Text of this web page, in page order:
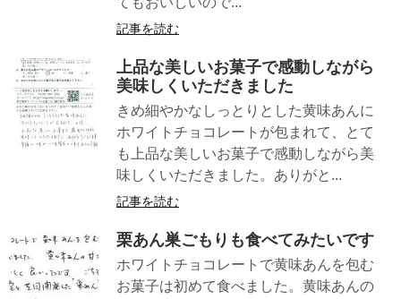
記事を読む
上品な美しいお菓子で感動しながら
美味しくいただきました
きめ細やかなしっとりとした黄味あんに
ホワイトチョコレートが包まれて、とて
も上品な美しいお菓子で感動しながら美
味しくいただきました。ありがと...
記事を読む
栗あん巣ごもりも食べてみたいです
ホワイトチョコレートで黄味あんを包む
お菓子は初めて食べました。黄味あんの